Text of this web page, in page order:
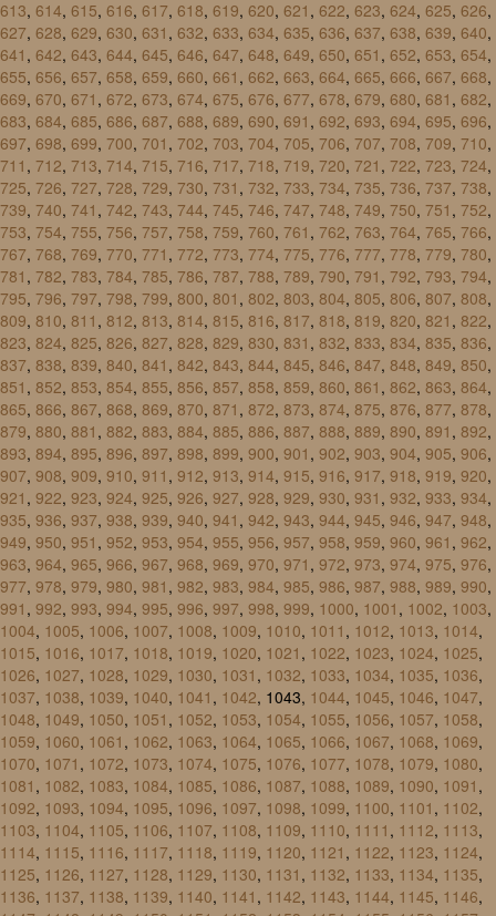
613, 614, 615, 616, 617, 618, 619, 620, 621 , 622, 623, 624, 625, 626,
627, 628, 629, 630, 631 , 632, 633, 634, 635, 636, 637, 638, 639, 640,
641 , 642, 643, 644, 645, 646, 647, 648, 649, 650, 651 , 652, 653, 654,
655, 656, 657, 658, 659, 660, 661 , 662, 663, 664, 665, 666, 667, 668,
669, 670, 671 , 672, 673, 674, 675, 676, 677, 678, 679, 680, 681 , 682,
683, 684, 685, 686, 687, 688, 689, 690, 691 , 692, 693, 694, 695, 696,
697, 698, 699, 700, 701 , 702, 703, 704, 705, 706, 707, 708, 709, 710,
711 , 712, 713, 714, 715, 716, 717, 718, 719, 720, 721 , 722, 723, 724,
725, 726, 727, 728, 729, 730, 731 , 732, 733, 734, 735, 736, 737, 738,
739, 740, 741 , 742, 743, 744, 745, 746, 747, 748, 749, 750, 751 , 752,
753, 754, 755, 756, 757, 758, 759, 760, 761 , 762, 763, 764, 765, 766,
767, 768, 769, 770, 771 , 772, 773, 774, 775, 776, 777, 778, 779, 780,
781 , 782, 783, 784, 785, 786, 787, 788, 789, 790, 791 , 792, 793, 794,
795, 796, 797, 798, 799, 800, 801 , 802, 803, 804, 805, 806, 807, 808,
809, 810, 811 , 812, 813, 814, 815, 816, 817, 818, 819, 820, 821 , 822,
823, 824, 825, 826, 827, 828, 829, 830, 831 , 832, 833, 834, 835, 836,
837, 838, 839, 840, 841 , 842, 843, 844, 845, 846, 847, 848, 849, 850,
851 , 852, 853, 854, 855, 856, 857, 858, 859, 860, 861 , 862, 863, 864,
865, 866, 867, 868, 869, 870, 871 , 872, 873, 874, 875, 876, 877, 878,
879, 880, 881 , 882, 883, 884, 885, 886, 887, 888, 889, 890, 891 , 892,
893, 894, 895, 896, 897, 898, 899, 900, 901 , 902, 903, 904, 905, 906,
907, 908, 909, 910, 911 , 912, 913, 914, 915, 916, 917, 918, 919, 920,
921 , 922, 923, 924, 925, 926, 927, 928, 929, 930, 931 , 932, 933, 934,
935, 936, 937, 938, 939, 940, 941 , 942, 943, 944, 945, 946, 947, 948,
949, 950, 951 , 952, 953, 954, 955, 956, 957, 958, 959, 960, 961 , 962,
963, 964, 965, 966, 967, 968, 969, 970, 971 , 972, 973, 974, 975, 976,
977, 978, 979, 980, 981 , 982, 983, 984, 985, 986, 987, 988, 989, 990,
991 , 992, 993, 994, 995, 996, 997, 998, 999, 1000, 1001 , 1002, 1003,
1004, 1005, 1006, 1007, 1008, 1009, 1010, 1011 , 1012, 1013, 1014,
1015, 1016, 1017, 1018, 1019, 1020, 1021 , 1022, 1023, 1024, 1025,
1026, 1027, 1028, 1029, 1030, 1031 , 1032, 1033, 1034, 1035, 1036,
1037, 1038, 1039, 1040, 1041 , 1042, 1043, 1044, 1045, 1046, 1047,
1048, 1049, 1050, 1051 , 1052, 1053, 1054, 1055, 1056, 1057, 1058,
1059, 1060, 1061 , 1062, 1063, 1064, 1065, 1066, 1067, 1068, 1069,
1070, 1071 , 1072, 1073, 1074, 1075, 1076, 1077, 1078, 1079, 1080,
1081 , 1082, 1083, 1084, 1085, 1086, 1087, 1088, 1089, 1090, 1091 ,
1092, 1093, 1094, 1095, 1096, 1097, 1098, 1099, 1100, 1101 , 1102,
1103, 1104, 1105, 1106, 1107, 1108, 1109, 1110, 1111 , 1112, 1113,
1114, 1115, 1116, 1117, 1118, 1119, 1120, 1121 , 1122, 1123, 1124,
1125, 1126, 1127, 1128, 1129, 1130, 1131 , 1132, 1133, 1134, 1135,
1136, 1137, 1138, 1139, 1140, 1141 , 1142, 1143, 1144, 1145, 1146,